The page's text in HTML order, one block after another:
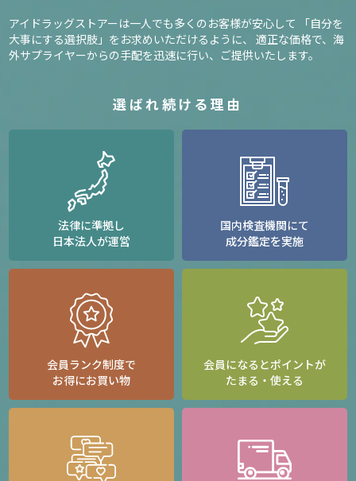
アイドラッグストアーは一人でも多くのお客様が安心して
「自分を
大事にする選択肢」をお求めいただけるように、
適正な価格で、海
外サプライヤーからの手配を迅速に行い、ご提供いたします。
選ばれ続ける理由
法律に準拠し
日本法人が運営
国内検査機関にて
成分鑑定を実施
会員ランク制度で
お得にお買い物
会員になるとポイントが
たまる・使える